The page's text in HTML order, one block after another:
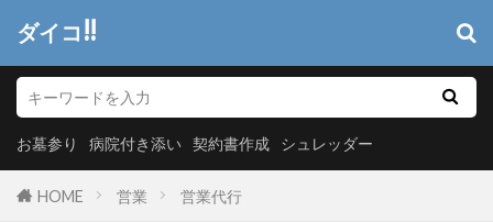
ダイコ!!
お墓参り 病院付き添い 契約書作成 シュレッダー
HOME 営業 営業代行